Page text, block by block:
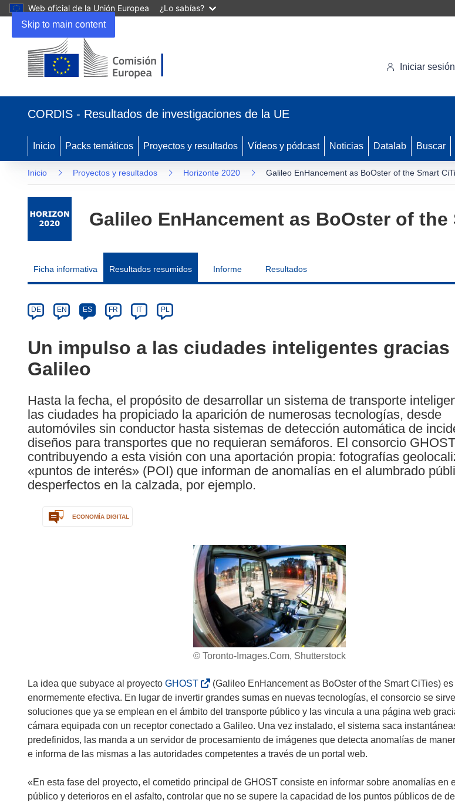
Skip to main content
Web oficial de la Unión Europea ¿Lo sabías?
en
nueva
ventana)
Iniciar sesión
CORDIS - Resultados de investigaciones de la UE
Inicio Packs temáticos Proyectos y resultados Vídeos y pódcast Noticias Datalab Buscar
Inicio Proyectos y resultados Horizonte 2020 Galileo EnHancement as BoOster of the Smart
Galileo EnHancement as BoOster of the
Ficha informativa Resultados resumidos Informe Resultados
Category
Article
available
the
following
languages:
DE EN ES FR IT PL
Un impulso a las ciudades inteligentes gracias
Galileo
Hasta la fecha, el propósito de desarrollar un sistema de transporte
las ciudades ha propiciado la aparición de numerosas tecnologías, desde
automóviles sin conductor hasta sistemas de detección automática de
diseños para transportes que no requieran semáforos. El consorcio
contribuyendo a esta visión con una aportación propia: fotografías
«puntos de interés» (POI) que informan de anomalías en el alumbrado
desperfectos en la calzada, por ejemplo.
ECONOMÍA DIGITAL
© Toronto-Images.Com, Shutterstock
La idea que subyace al proyecto GHOST(
s
e
a
b
r
r
á
(Galileo EnHancement as BoOster of the Smart CiTies)
enormemente efectiva. En lugar de invertir grandes sumas en nuevas tecnologías, el consorcio se
soluciones que ya se emplean en el ámbito del transporte público y las vincula a una página web
cámara equipada con un receptor conectado a Galileo. Una vez instalado, el sistema saca
predefinidos, las manda a un servidor de procesamiento de imágenes que detecta anomalías de
e informa de las mismas a las autoridades competentes a través de un portal web.
«En esta fase del proyecto, el cometido principal de GHOST consiste en informar sobre anomalías en
público y deterioros en el asfalto, controlar que no se supere la capacidad de los puntos públicos de